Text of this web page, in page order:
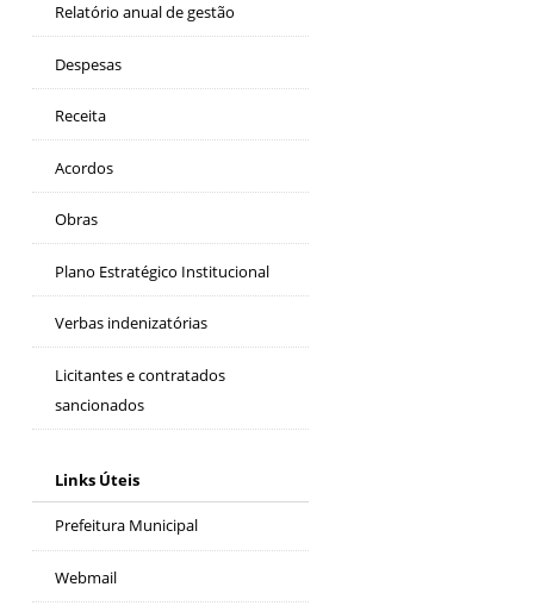
Relatório anual de gestão
Despesas
Receita
Acordos
Obras
Plano Estratégico Institucional
Verbas indenizatórias
Licitantes e contratados
sancionados
Links Úteis
Prefeitura Municipal
Webmail